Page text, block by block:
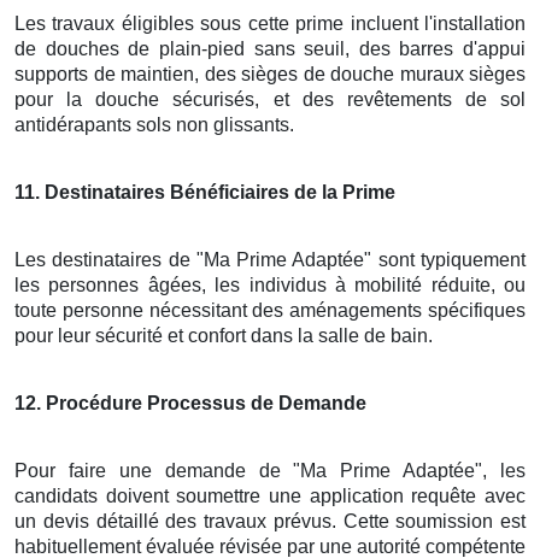
Les travaux éligibles sous cette prime incluent l'installation
de douches de plain-pied sans seuil, des barres d'appui
supports de maintien, des sièges de douche muraux sièges
pour la douche sécurisés, et des revêtements de sol
antidérapants sols non glissants.
11. Destinataires Bénéficiaires de la Prime
Les destinataires de "Ma Prime Adaptée" sont typiquement
les personnes âgées, les individus à mobilité réduite, ou
toute personne nécessitant des aménagements spécifiques
pour leur sécurité et confort dans la salle de bain.
12. Procédure Processus de Demande
Pour faire une demande de "Ma Prime Adaptée", les
candidats doivent soumettre une application requête avec
un devis détaillé des travaux prévus. Cette soumission est
habituellement évaluée révisée par une autorité compétente